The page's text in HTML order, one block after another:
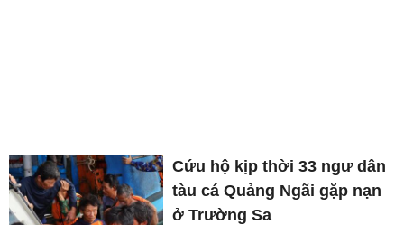
Cứu hộ kịp thời 33 ngư dân
tàu cá Quảng Ngãi gặp nạn
ở Trường Sa